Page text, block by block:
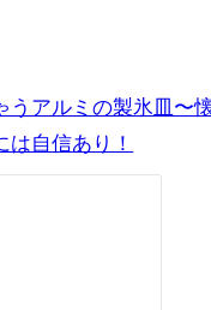
アルミの製氷皿〜
自信あり！